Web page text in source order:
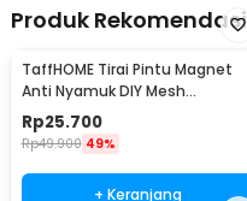
Produk Rekomendasi
TaffHOME Tirai Pintu Magnet
Anti Nyamuk DIY Mesh
Polyester 100x210cm - HW25
Rp25.700
Rp49.900 49%
+ Keranjang